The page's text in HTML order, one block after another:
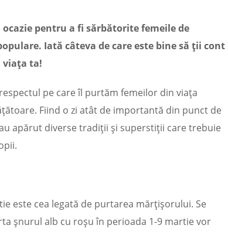
pentru a fi sărbătorite femeile de
Iată câteva de care este bine să ții cont
viața ta!
pe care îl purtăm femeilor din viața
Fiind o zi atât de importantă din punct de
apărut diverse tradiții și superstiții care trebuie
este cea legată de purtarea mărțișorului. Se
șnurul alb cu roșu în perioada 1-9 martie vor